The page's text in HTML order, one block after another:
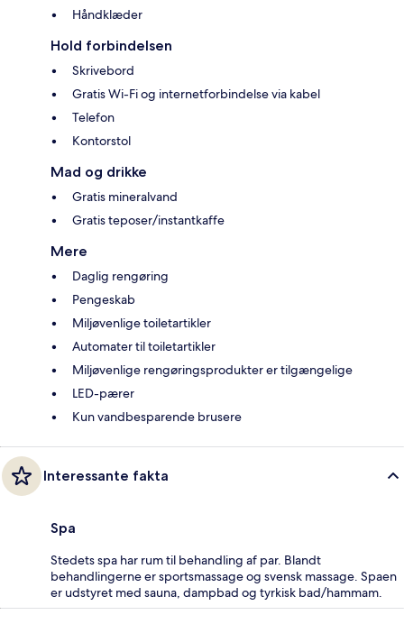
Håndklæder
Hold forbindelsen
Skrivebord
Gratis Wi-Fi og internetforbindelse via kabel
Telefon
Kontorstol
Mad og drikke
Gratis mineralvand
Gratis teposer/instantkaffe
Mere
Daglig rengøring
Pengeskab
Miljøvenlige toiletartikler
Automater til toiletartikler
Miljøvenlige rengøringsprodukter er tilgængelige
LED-pærer
Kun vandbesparende brusere
Interessante fakta
Spa
Stedets spa har rum til behandling af par. Blandt
behandlingerne er sportsmassage og svensk massage. Spaen
er udstyret med sauna, dampbad og tyrkisk bad/hammam.